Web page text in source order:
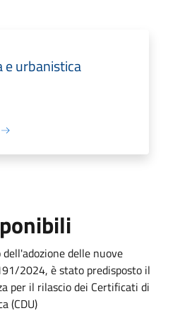
e urbanistica
delle nuove
2024, è stato predisposto il
per il rilascio dei Certificati di
(CDU)